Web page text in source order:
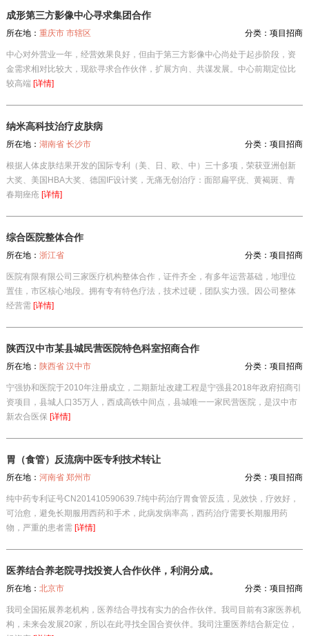
成形第三方影像中心寻求集团合作
所在地： 重庆市 市辖区 分类：项目招商
中心对外营业一年，经营效果良好，但由于第三方影像中心尚处于起步阶段，资
金需求相对比较大，现欲寻求合作伙伴，扩展方向、共谋发展。中心前期定位比
较高端 [详情]
纳米高科技治疗皮肤病
所在地： 湖南省 长沙市 分类：项目招商
根据人体皮肤结果开发的国际专利（美、日、欧、中）三十多项，荣获亚洲创新
大奖、美国HBA大奖、德国IF设计奖，无痛无创治疗：面部扁平疣、黄褐斑、青
春期痤疮 [详情]
综合医院整体合作
所在地： 浙江省 分类：项目招商
医院有限有限公司三家医疗机构整体合作，证件齐全，有多年运营基础，地理位
置佳，市区核心地段。拥有专有特色疗法，技术过硬，团队实力强。因公司整体
经营需 [详情]
陕西汉中市某县城民营医院特色科室招商合作
所在地： 陕西省 汉中市 分类：项目招商
宁强协和医院于2010年注册成立，二期新址改建工程是宁强县2018年政府招商引
资项目，县城人口35万人，西成高铁中间点，县城唯一一家民营医院，是汉中市
新农合医保 [详情]
胃（食管）反流病中医专利技术转让
所在地： 河南省 郑州市 分类：项目招商
纯中药专利证号CN201410590639.7纯中药治疗胃食管反流，见效快，疗效好，
可治愈，避免长期服用西药和手术，此病发病率高，西药治疗需要长期服用药
物，严重的患者需 [详情]
医养结合养老院寻找投资人合作伙伴，利润分成。
所在地： 北京市 分类：项目招商
我司全国拓展养老机构，医养结合寻找有实力的合作伙伴。我司目前有3家医养机
构，未来会发展20家，所以在此寻找全国合资伙伴。我司注重医养结合新定位，